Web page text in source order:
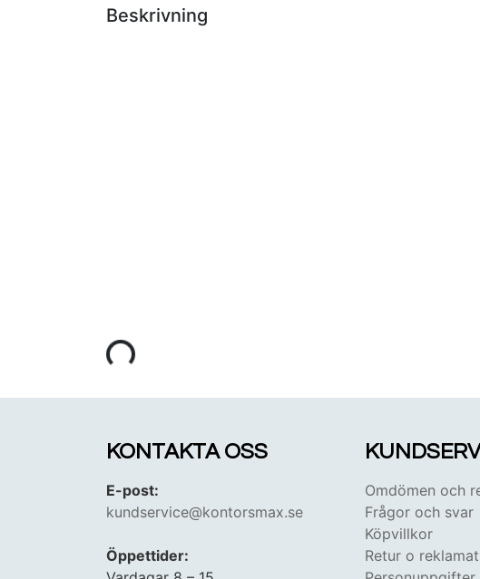
Beskrivning
KONTAKTA OSS
E-post:
kundservice@kontorsmax.se
Öppettider:
Omdömen och
Frågor och svar
Köpvillkor
Retur o